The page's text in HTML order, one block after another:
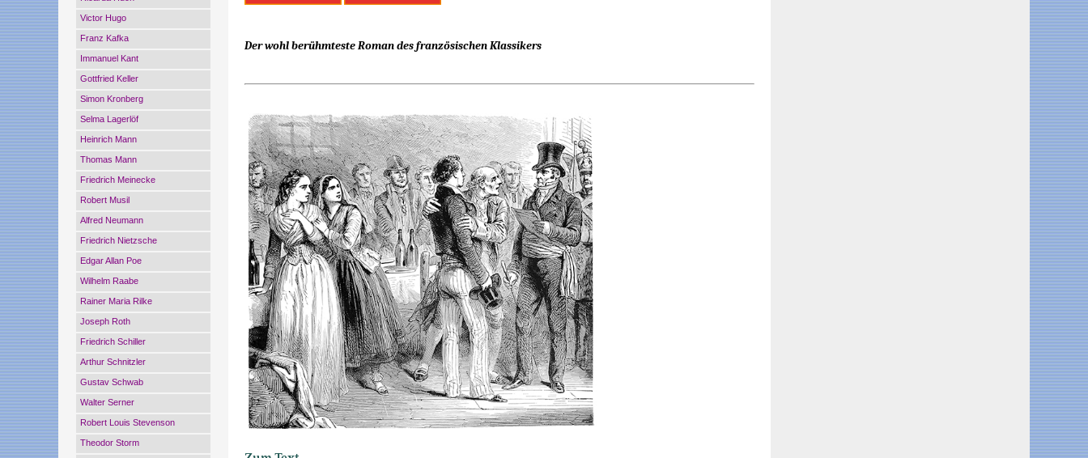
Victor Hugo
Franz Kafka
Immanuel Kant
Gottfried Keller
Simon Kronberg
Selma Lagerlöf
Heinrich Mann
Thomas Mann
Friedrich Meinecke
Robert Musil
Alfred Neumann
Friedrich Nietzsche
Edgar Allan Poe
Wilhelm Raabe
Rainer Maria Rilke
Joseph Roth
Friedrich Schiller
Arthur Schnitzler
Gustav Schwab
Walter Serner
Robert Louis Stevenson
Theodor Storm
Der wohl berühmteste Roman des französischen Klassikers